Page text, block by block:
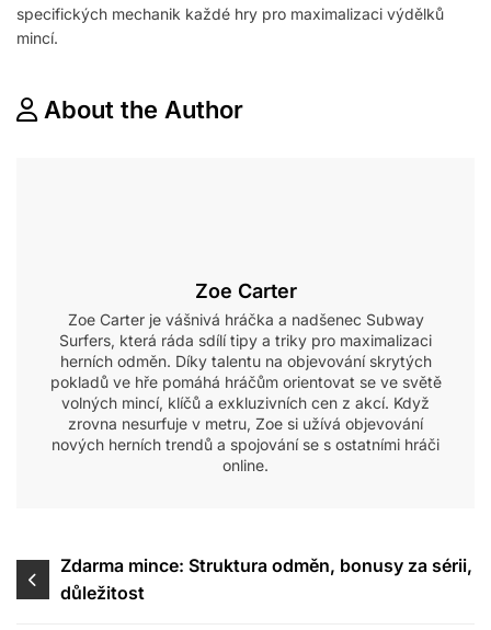
specifických mechanik každé hry pro maximalizaci výdělků
mincí.
About the Author
Zoe Carter
Zoe Carter je vášnivá hráčka a nadšenec Subway
Surfers, která ráda sdílí tipy a triky pro maximalizaci
herních odměn. Díky talentu na objevování skrytých
pokladů ve hře pomáhá hráčům orientovat se ve světě
volných mincí, klíčů a exkluzivních cen z akcí. Když
zrovna nesurfuje v metru, Zoe si užívá objevování
nových herních trendů a spojování se s ostatními hráči
online.
Post
navigation
Zdarma mince: Struktura odměn, bonusy za sérii,
důležitost